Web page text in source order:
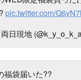
pic.twitter.com/
日現地
福袋届いた??